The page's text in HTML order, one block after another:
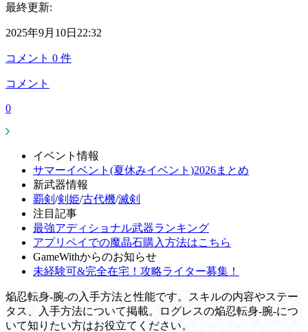
最終更新:
2025年9月10日22:32
コメント 0 件
コメント
0
イベント情報
サマーイベント(夏休みイベント)2026まとめ
新武器情報
覇剣 /剣姫/古代機/滅剣
注目記事
最強アディショナル武器ランキング
アプリペイでの魔晶石購入方法はこちら
GameWithからのお知らせ
未経験可&完全在宅！攻略ライター募集！
焔忍転身-腕-の入手方法と性能です。スキルの内容やステー
タス、入手方法について掲載。ログレスの焔忍転身-腕-につ
いて知りたい方はお役立てください。